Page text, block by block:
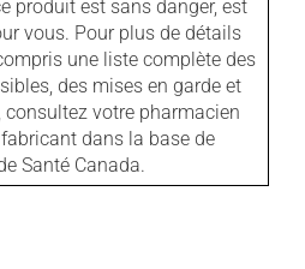
produit est sans danger, est
vous. Pour plus de détails
une liste complète des
des mises en garde et
votre pharmacien
dans la base de
Santé Canada.